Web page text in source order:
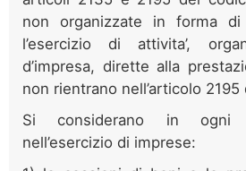
non organizzate in forma di
l’esercizio di attivita’,
d’impresa, dirette alla
non rientrano nell’articolo
Si considerano in ogni
nell’esercizio di imprese: